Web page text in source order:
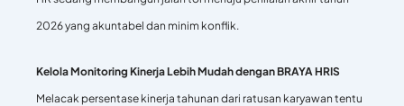
2026 yang akuntabel dan minim konflik.
Kelola Monitoring Kinerja Lebih Mudah dengan BRAYA HRIS
Melacak persentase kinerja tahunan dari ratusan karyawan tentu